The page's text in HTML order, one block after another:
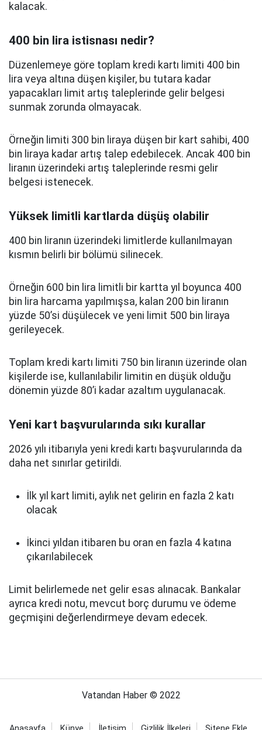
kalacak.
400 bin lira istisnası nedir?
Düzenlemeye göre toplam kredi kartı limiti 400 bin
lira veya altına düşen kişiler, bu tutara kadar
yapacakları limit artış taleplerinde gelir belgesi
sunmak zorunda olmayacak.
Örneğin limiti 300 bin liraya düşen bir kart sahibi, 400
bin liraya kadar artış talep edebilecek. Ancak 400 bin
liranın üzerindeki artış taleplerinde resmi gelir
belgesi istenecek.
Yüksek limitli kartlarda düşüş olabilir
400 bin liranın üzerindeki limitlerde kullanılmayan
kısmın belirli bir bölümü silinecek.
Örneğin 600 bin lira limitli bir kartta yıl boyunca 400
bin lira harcama yapılmışsa, kalan 200 bin liranın
yüzde 50’si düşülecek ve yeni limit 500 bin liraya
gerileyecek.
Toplam kredi kartı limiti 750 bin liranın üzerinde olan
kişilerde ise, kullanılabilir limitin en düşük olduğu
dönemin yüzde 80’i kadar azaltım uygulanacak.
Yeni kart başvurularında sıkı kurallar
2026 yılı itibarıyla yeni kredi kartı başvurularında da
daha net sınırlar getirildi.
İlk yıl kart limiti, aylık net gelirin en fazla 2 katı
olacak
İkinci yıldan itibaren bu oran en fazla 4 katına
çıkarılabilecek
Limit belirlemede net gelir esas alınacak. Bankalar
ayrıca kredi notu, mevcut borç durumu ve ödeme
geçmişini değerlendirmeye devam edecek.
Vatandan Haber © 2022